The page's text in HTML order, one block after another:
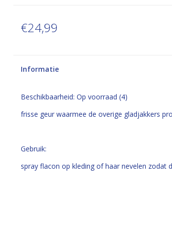
€24,99
Informatie
Beschikbaarheid: Op voorraad (4)
frisse geur waarmee de overige gladjakkers
Gebruik:
spray flacon op kleding of haar nevelen zodat